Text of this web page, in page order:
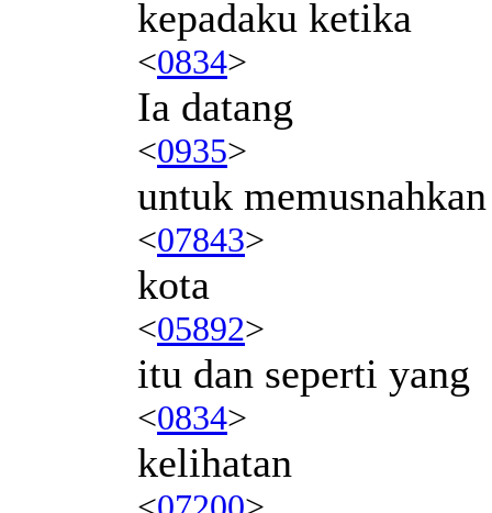
kepadaku ketika
<0834>
Ia datang
<0935>
untuk memusnahkan
<07843>
kota
<05892>
itu dan seperti yang
<0834>
kelihatan